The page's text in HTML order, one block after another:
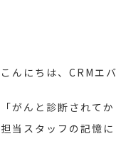
こんにちは、CRMエ
「がんと診断されて
担当スタッフの記憶